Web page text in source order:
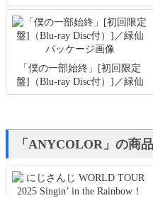
「僕の一部始終」[初回限定
盤]（Blu-ray Disc付）]／緑仙
「ANYCOLOR」の商